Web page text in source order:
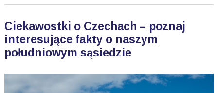
Ciekawostki o Czechach – poznaj
interesujące fakty o naszym
południowym sąsiedzie